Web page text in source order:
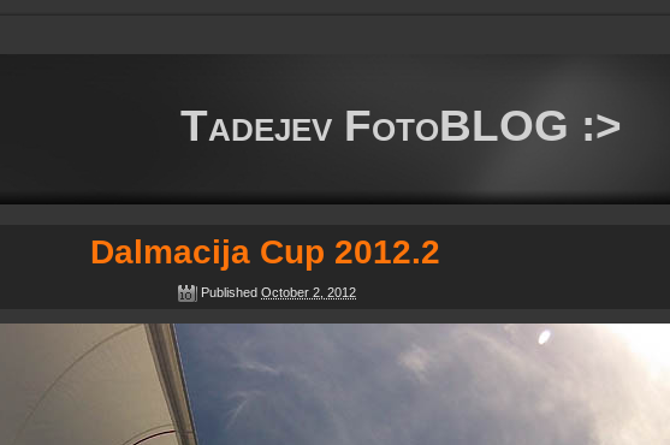
Tadejev FotoBLOG :>
Dalmacija Cup 2012.2
Published October 2, 2012